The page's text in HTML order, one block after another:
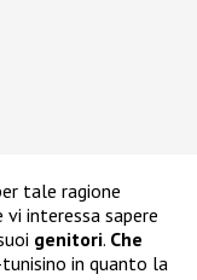
tale ragione
vi interessa sapere
genitori. Che
in quanto la